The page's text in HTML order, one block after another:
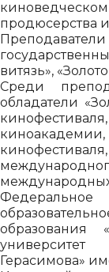
продюсерства
витязь»,
Среди
обладатели
образования
Герасимова»